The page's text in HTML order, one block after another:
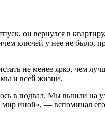
он вернулся в
ключей у нее не было,
не менее ярко, чем
и всей жизни.
в подвал. Мы вышли на
мир иной», — вспоминал его